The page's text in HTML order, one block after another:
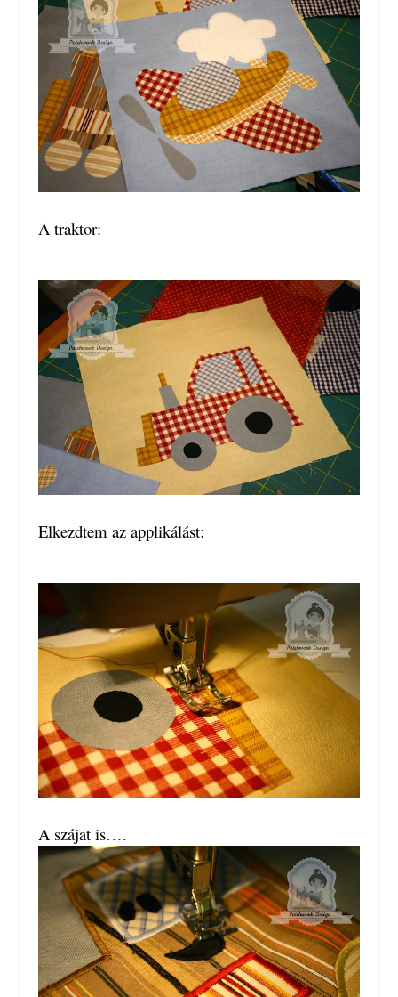
A traktor:
Elkezdtem az applikálást:
A szájat is….